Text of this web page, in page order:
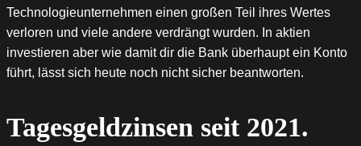
Technologieunternehmen einen großen Teil ihres Wertes
verloren und viele andere verdrängt wurden. In aktien
investieren aber wie damit dir die Bank überhaupt ein Konto
führt, lässt sich heute noch nicht sicher beantworten.
Tagesgeldzinsen seit 2021.